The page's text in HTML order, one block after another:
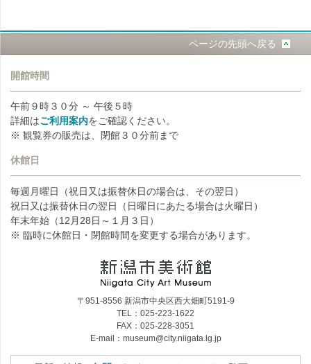
ページの先頭へ戻る
開館時間
午前９時３０分 ～ 午後５時
詳細はご利用案内をご確認ください。
※ 観覧券の販売は、閉館３０分前まで
休館日
毎週月曜日（祝日又は振替休日の場合は、その翌日）
祝日又は振替休日の翌日（日曜日にあたる場合は火曜日）
年末年始（12月28日～１月３日）
※ 臨時に休館日・閉館時間を変更する場合があります。
〒951-8556 新潟市中央区西大畑町5191-9
TEL：025-223-1622
FAX：025-228-3051
E-mail：museum@city.niigata.lg.jp